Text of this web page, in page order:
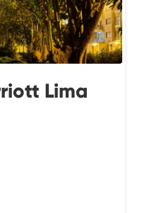
Lima